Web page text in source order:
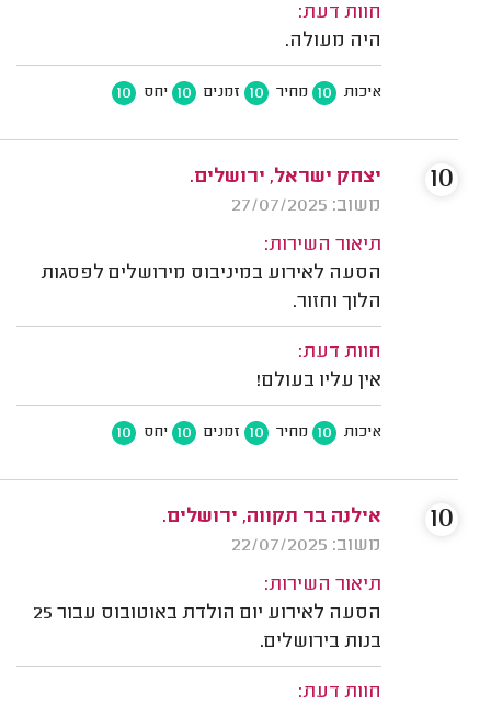
חוות דעת:
היה מעולה.
איכות 10 מחיר 10 זמנים 10 יחס 10
יצחק ישראל, ירושלים.
משוב: 27/07/2025
תיאור השירות:
הסעה לאירוע במיניבוס מירושלים לפסגות
הלוך וחזור.
חוות דעת:
אין עליו בעולם!
איכות 10 מחיר 10 זמנים 10 יחס 10
10
אילנה בר תקווה, ירושלים.
משוב: 22/07/2025
תיאור השירות:
הסעה לאירוע יום הולדת באוטובוס עבור 25
בנות בירושלים.
חוות דעת:
10